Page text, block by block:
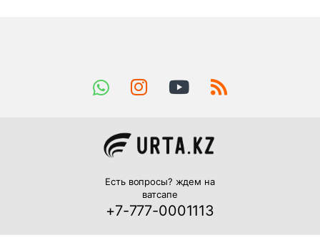
Есть вопросы? ждем на
ватсапе
+7-777-0001113